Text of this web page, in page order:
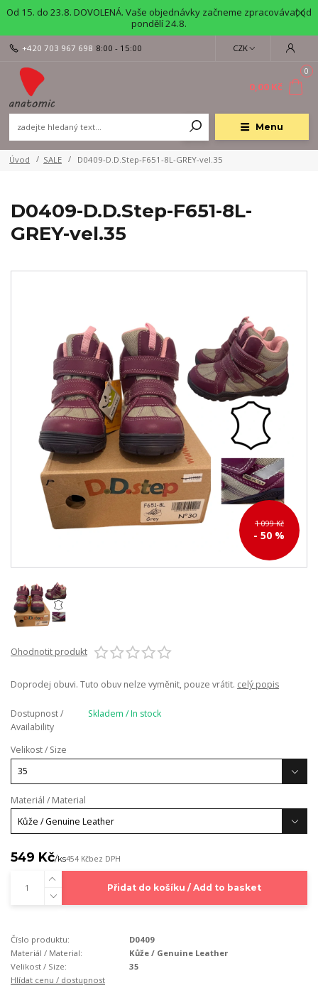
Od 15. do 23.8. DOVOLENÁ. Vaše objednávky začneme zpracovávat od
pondělí 24.8.
Menu
CZK
+420 703 967 698 8:00 - 15:00
0
0,00 Kč
Úvod SALE D0409-D.D.Step-F651-8L-GREY-vel.35
D0409-D.D.Step-F651-8L-
GREY-vel.35
1 099 Kč
- 50 %
Ohodnotit produkt
Doprodej obuvi. Tuto obuv nelze vyměnit, pouze vrátit. celý popis
Dostupnost /
Availability
Skladem / In stock
Velikost / Size
Materiál / Material
549 Kč/ks454 Kčbez DPH
Přidat do košíku / Add to basket
Číslo produktu:
D0409
Materiál / Material:
Kůže / Genuine Leather
Velikost / Size:
35
Hlídat cenu / dostupnost